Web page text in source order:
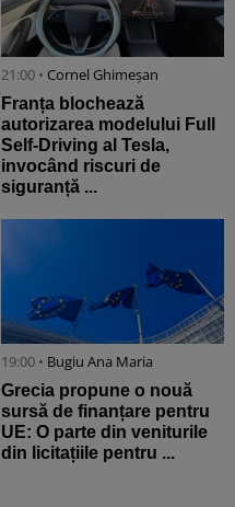
21:00 • Cornel Ghimeșan
Franța blochează
autorizarea modelului Full
Self-Driving al Tesla,
invocând riscuri de
siguranță ...
19:00 • Bugiu ⁠Ana Maria
Grecia propune o nouă
sursă de finanțare pentru
UE: O parte din veniturile
din licitațiile pentru ...